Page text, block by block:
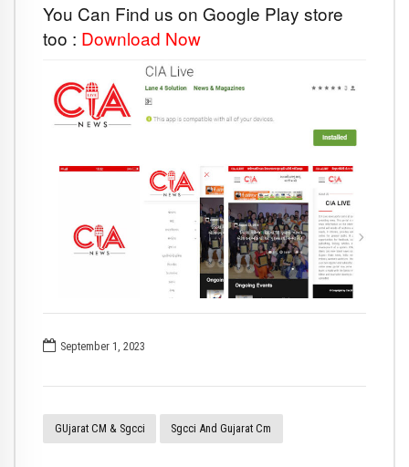
September 1, 2023
GUjarat CM & Sgcci Sgcci And Gujarat Cm
You Can Find us on Google Play store
too : Download Now